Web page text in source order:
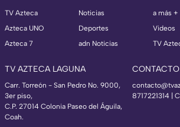
TV Azteca
Azteca UNO
Azteca 7
Noticias
Deportes
adn Noticias
a más +
Videos
TV
TV AZTECA LAGUNA
Carr. Torreón - San Pedro No. 9000,
3er piso,
C.P. 27014 Colonia Paseo del Águila,
Coah.
CONTACTO
8717221314 |